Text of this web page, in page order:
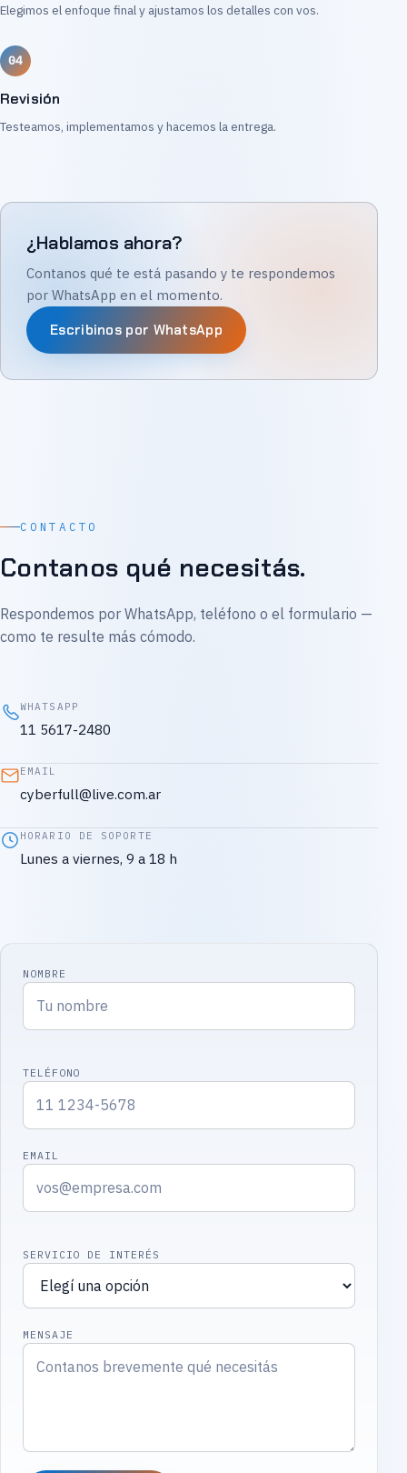
Elegimos el enfoque final y ajustamos los detalles con vos.
Revisión
Testeamos, implementamos y hacemos la entrega.
¿Hablamos ahora?
Contanos qué te está pasando y te respondemos
por WhatsApp en el momento.
Escribinos por WhatsApp
CONTACTO
Contanos qué necesitás.
Respondemos por WhatsApp, teléfono o el formulario —
como te resulte más cómodo.
WHATSAPP
11 5617-2480
EMAIL
cyberfull@live.com.ar
HORARIO DE SOPORTE
Lunes a viernes, 9 a 18 h
NOMBRE
TELÉFONO
EMAIL
SERVICIO DE INTERÉS
MENSAJE